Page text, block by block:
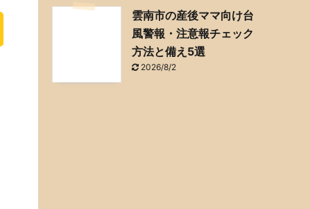
雲南市の産後ママ向け台
風警報・注意報チェック
方法と備え5選
2026/8/2